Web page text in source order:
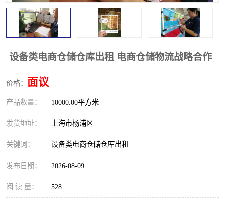
设备类电商仓储仓库出租 电商仓储物流战略合作
价格： 面议
产品数量： 10000.00平方米
发货地址： 上海市杨浦区
关键词： 设备类电商仓储仓库出租
发布日期： 2026-08-09
阅 读 量： 528